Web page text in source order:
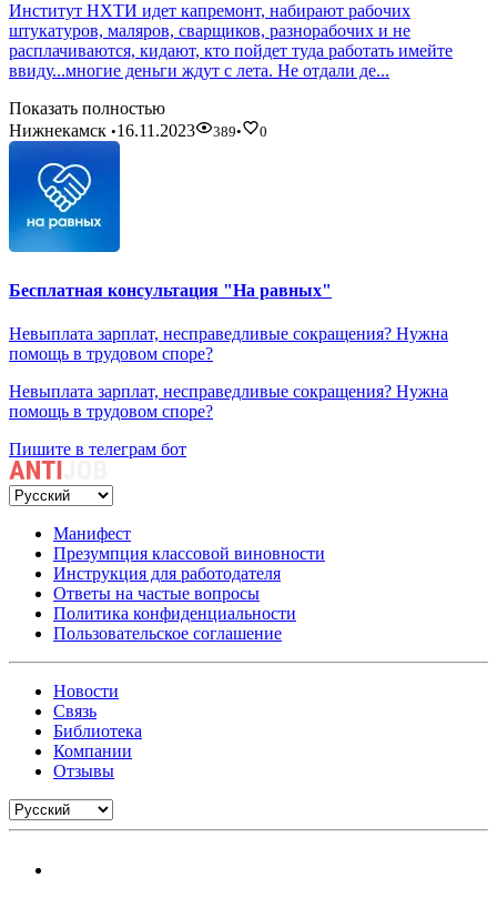
Институт НХТИ идет капремонт, набирают рабочих
штукатуров, маляров, сварщиков, разнорабочих и не
расплачиваются, кидают, кто пойдет туда работать имейте
ввиду...многие деньги ждут с лета. Не отдали де...
Показать полностью
Нижнекамск •16.11.2023 389• 0
Бесплатная консультация "На равных"
Невыплата зарплат, несправедливые сокращения? Нужна
помощь в трудовом споре?
Невыплата зарплат, несправедливые сокращения? Нужна
помощь в трудовом споре?
Пишите в телеграм бот
Манифест
Презумпция классовой виновности
Инструкция для работодателя
Ответы на частые вопросы
Политика конфиденциальности
Пользовательское соглашение
Новости
Связь
Библиотека
Компании
Отзывы